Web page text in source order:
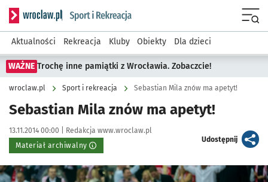
Serwis informacyjny wroclaw.pl podserwis: Sport i rekreacja
Aktualności Rekreacja Kluby Obiekty Dla dzieci
WAŻNE Trochę inne pamiątki z Wrocławia. Zobaczcie!
wroclaw.pl Sport i rekreacja Sebastian Mila znów ma apetyt!
Sebastian Mila znów ma apetyt!
Data publikacji:
13.11.2014 00:00 | Autor:
Redakcja www.wroclaw.pl
Materiał archiwalny
Udostępnijartykuł
Kliknij, aby powiększyć